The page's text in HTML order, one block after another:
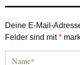
Deine E-Mail-
Felder sind mit*